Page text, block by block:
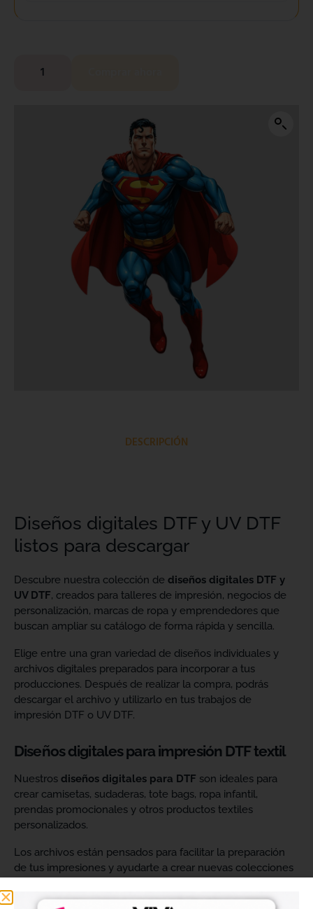
DESCRIPCIÓN
Diseños digitales DTF y UV DTF
listos para descargar
Descubre nuestra colección de diseños digitales DTF y
UV DTF, creados para talleres de impresión, negocios de
personalización, marcas de ropa y emprendedores que
buscan ampliar su catálogo de forma rápida y sencilla.
Elige entre una gran variedad de diseños individuales y
archivos digitales preparados para incorporar a tus
producciones. Después de realizar la compra, podrás
descargar el archivo y utilizarlo en tus trabajos de
impresión DTF o UV DTF.
Diseños digitales para impresión DTF textil
Nuestros diseños digitales para DTF son ideales para
crear camisetas, sudaderas, tote bags, ropa infantil,
prendas promocionales y otros productos textiles
personalizados.
Los archivos están pensados para facilitar la preparación
de tus impresiones y ayudarte a crear nuevas colecciones
tendrás que adaptar el tamaño a tus necesidades, preparar